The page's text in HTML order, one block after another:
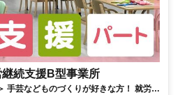
続支援B型事業所
手芸などものづくりが好きな方！ 就労継